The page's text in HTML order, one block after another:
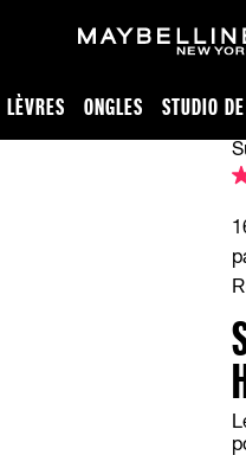
LÈVRES ONGLES STUDIO